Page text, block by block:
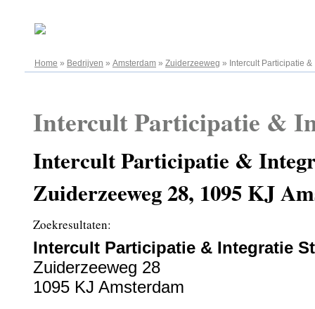
Home » Bedrijven » Amsterdam » Zuiderzeeweg » Intercult Participatie
Intercult Participatie &
Intercult Participatie &
Zuiderzeeweg 28, 1095 KJ
Zoekresultaten:
Intercult Participatie & Integratie
Zuiderzeeweg 28
1095 KJ Amsterdam